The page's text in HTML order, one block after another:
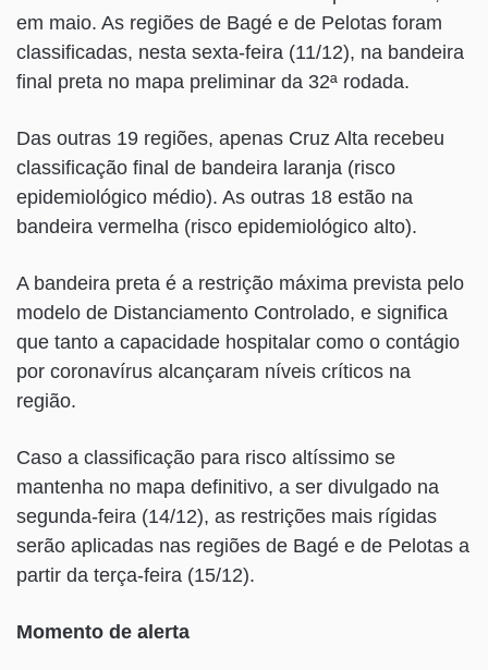
em maio. As regiões de Bagé e de Pelotas foram
classificadas, nesta sexta-feira (11/12), na bandeira
final preta no mapa preliminar da 32ª rodada.
Das outras 19 regiões, apenas Cruz Alta recebeu
classificação final de bandeira laranja (risco
epidemiológico médio). As outras 18 estão na
bandeira vermelha (risco epidemiológico alto).
A bandeira preta é a restrição máxima prevista pelo
modelo de Distanciamento Controlado, e significa
que tanto a capacidade hospitalar como o contágio
por coronavírus alcançaram níveis críticos na
região.
Caso a classificação para risco altíssimo se
mantenha no mapa definitivo, a ser divulgado na
segunda-feira (14/12), as restrições mais rígidas
serão aplicadas nas regiões de Bagé e de Pelotas a
partir da terça-feira (15/12).
Momento de alerta